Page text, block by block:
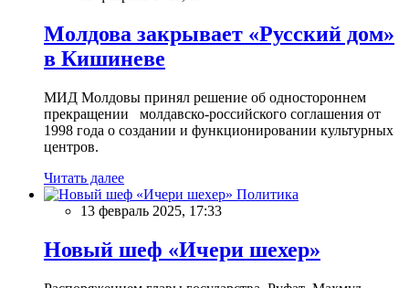
Молдова закрывает «Русский дом»
в Кишиневе
МИД Молдовы принял решение об одностороннем
прекращении молдавско-российского соглашения от
1998 года о создании и функционировании культурных
центров.
Читать далее
Политика
13 февраль 2025, 17:33
Новый шеф «Ичери шехер»